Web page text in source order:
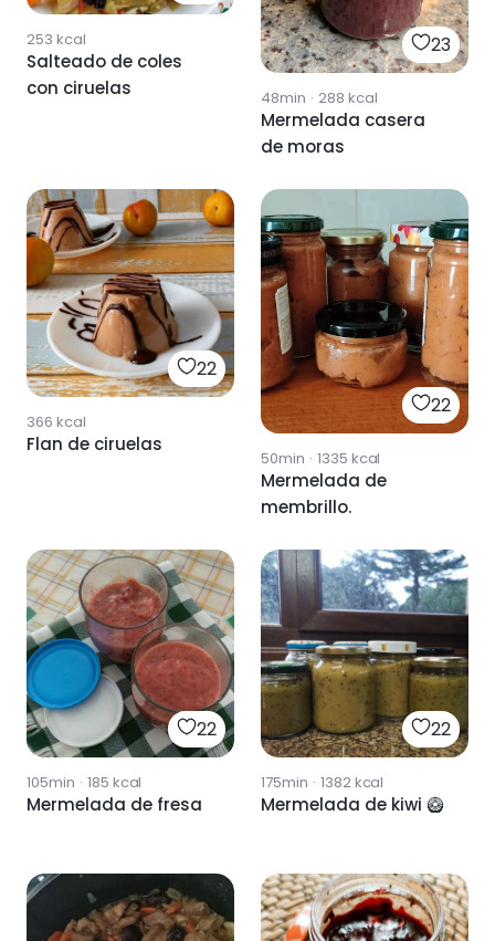
253 kcal
Salteado de coles
con ciruelas
23
48min · 288 kcal
Mermelada casera
de moras
22
366 kcal
Flan de ciruelas
22
50min · 1335 kcal
Mermelada de
membrillo.
22
105min · 185 kcal
Mermelada de fresa
22
175min · 1382kcal
Mermelada de kiwi 🥝